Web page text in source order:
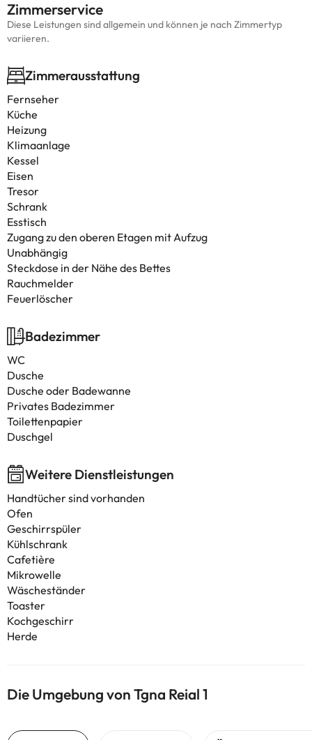
Zimmerservice
Diese Leistungen sind allgemein und können je nach Zimmertyp
variieren.
Zimmerausstattung
Fernseher
Küche
Heizung
Klimaanlage
Kessel
Eisen
Tresor
Schrank
Esstisch
Zugang zu den oberen Etagen mit Aufzug
Unabhängig
Steckdose in der Nähe des Bettes
Rauchmelder
Feuerlöscher
Badezimmer
WC
Dusche
Dusche oder Badewanne
Privates Badezimmer
Toilettenpapier
Duschgel
Weitere Dienstleistungen
Handtücher sind vorhanden
Ofen
Geschirrspüler
Kühlschrank
Cafetière
Mikrowelle
Wäscheständer
Toaster
Kochgeschirr
Herde
Die Umgebung von Tgna Reial 1